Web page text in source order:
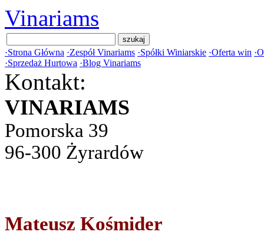
Vinariams
·Strona Główna ·Zespół Vinariams ·Spółki Winiarskie ·Oferta win ·
·Sprzedaż Hurtowa ·Blog Vinariams
Kontakt:
VINARIAMS
Pomorska 39
96-300 Żyrardów
Mateusz Kośmider